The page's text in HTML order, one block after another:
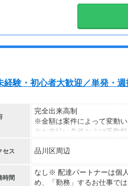
登録の際に、希望配達エリ
験・初心者大歓迎／単発・
完全出来高制
※金額は案件によって変動い
※お支払い条件および手数
セス 品川区周辺
時間
なし※ 配達パートナーは個
め、「勤務」するお仕事で